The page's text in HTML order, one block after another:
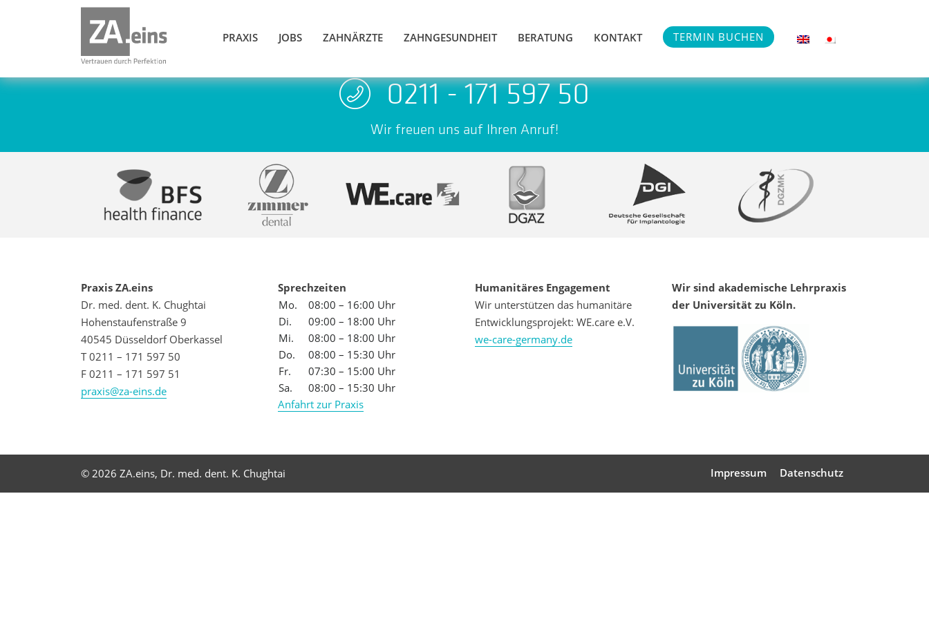
PRAXIS JOBS ZAHNÄRZTE ZAHNGESUNDHEIT BERATUNG KONTAKT TERMIN BUCHEN
0211 - 171 597 50
Wir freuen uns auf Ihren Anruf!
Praxis ZA.eins
Dr. med. dent. K. Chughtai
Hohenstaufenstraße 9
40545 Düsseldorf Oberkassel
T 0211 – 171 597 50
F 0211 – 171 597 51
praxis@za-eins.de
Sprechzeiten
Mo.
08:00 – 16:00 Uhr
Di.
09:00 – 18:00 Uhr
Mi.
08:00 – 18:00 Uhr
Do.
08:00 – 15:30 Uhr
Fr.
07:30 – 15:00 Uhr
Sa.
08:00 – 15:30 Uhr
Anfahrt zur Praxis
Humanitäres Engagement
Wir unterstützen das humanitäre
Entwicklungsprojekt: WE.care e.V.
we-care-germany.de
Wir sind akademische Lehrpraxis
der Universität zu Köln.
© 2026 ZA.eins, Dr. med. dent. K. Chughtai Impressum Datenschutz